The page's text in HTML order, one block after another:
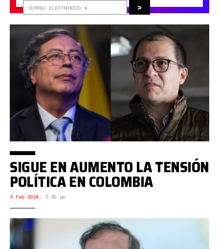
>
SIGUE EN AUMENTO LA TENSIÓN
POLÍTICA EN COLOMBIA
9 Feb 2024 , 3:30 pm.